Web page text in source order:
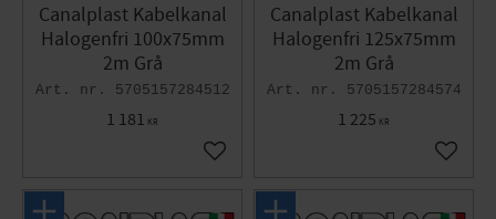
Canalplast Kabelkanal
Halogenfri 100x75mm
2m Grå
5705157284512
1 181 KR
Lägg till i favoriter
Canalplast Kabelkanal
Halogenfri 125x75mm
2m Grå
5705157284574
1 225 KR
Lägg